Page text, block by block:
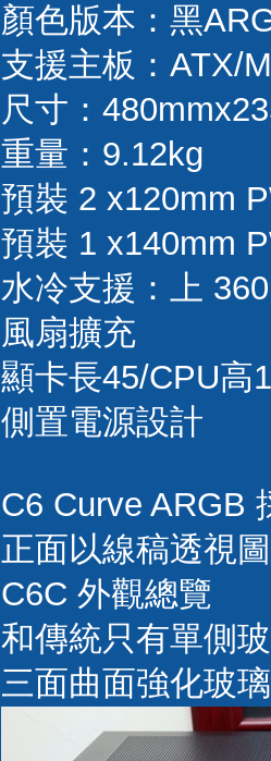
顏色版本：黑
支援主板：ATX/
尺寸：
重量：9.12kg
預裝 2 x120mm
預裝 1 x140mm
水冷支援：上 360
風扇擴充
顯卡長45/CPU高
側置電源設計
C6 Curve ARGB
正面以線稿透視
C6C 外觀總覽
和傳統只有單側
三面曲面強化玻